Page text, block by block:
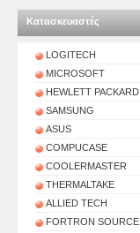
Κατασκευαστές
LOGITECH
MICROSOFT
HEWLETT PACKARD
SAMSUNG
ASUS
COMPUCASE
COOLERMASTER
THERMALTAKE
ALLIED TECH
FORTRON SOURCE